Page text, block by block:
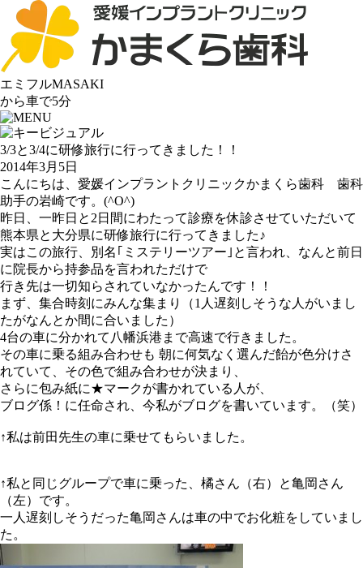
エミフルMASAKI
から車で5分
3/3と3/4に研修旅行に行ってきました！！
2014年3月5日
こんにちは、愛媛インプラントクリニックかまくら歯科 歯科
助手の岩崎です。 (^O^)
昨日、一昨日と 2 日間にわたって診療を休診させていただいて
熊本県と大分県に研修旅行に行ってきました♪
実はこの旅行、別名｢ミステリーツアー｣と言われ、なんと前日
に院長から持参品を言われただけで
行き先は一切知らされていなかったんです！！
まず、集合時刻にみんな集まり（1 人遅刻しそうな人がいまし
たがなんとか間に合いました）
4台の車に分かれて八幡浜港まで高速で行きました。
その車に乗る組み合わせも 朝に何気なく選んだ飴が色分けさ
れていて、その色で組み合わせが決まり、
さらに包み紙に★マークが書かれている人が、
ブログ係！に任命され、今私がブログを書いています。（笑）
↑私は前田先生の車に乗せてもらいました。
↑私と同じグループで車に乗った、橘さん（右）と亀岡さん
（左）です。
一人遅刻しそうだった亀岡さんは車の中でお化粧をしていまし
た。